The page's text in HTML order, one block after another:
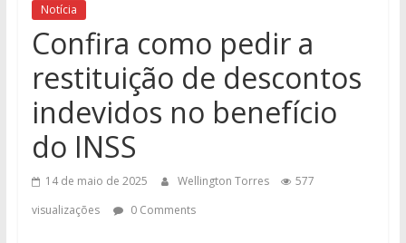
Notícia
Confira como pedir a
restituição de descontos
indevidos no benefício
do INSS
14 de maio de 2025 Wellington Torres
577
visualizações
0 Comments